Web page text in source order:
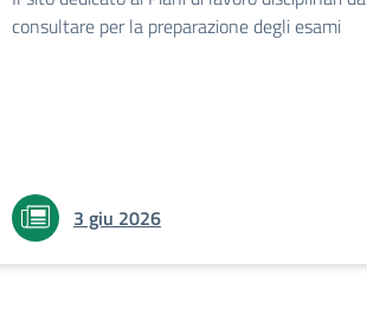
consultare per la preparazione degli esami
3 giu 2026